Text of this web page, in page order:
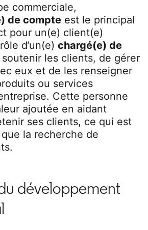
commerciale,
de compte est le principal
pour un(e) client(e)
d’un(e) chargé(e) de
les clients, de gérer
eux et de les renseigner
ou services
Cette personne
ajoutée en aidant
ses clients, ce qui est
la recherche de
développement